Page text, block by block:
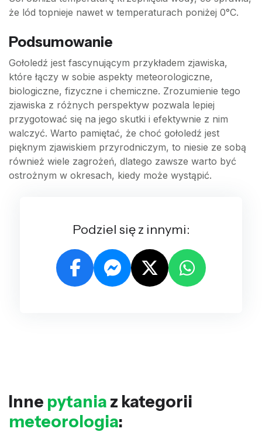
że lód topnieje nawet w temperaturach poniżej 0°C.
Podsumowanie
Gołoledź jest fascynującym przykładem zjawiska,
które łączy w sobie aspekty meteorologiczne,
biologiczne, fizyczne i chemiczne. Zrozumienie tego
zjawiska z różnych perspektyw pozwala lepiej
przygotować się na jego skutki i efektywnie z nim
walczyć. Warto pamiętać, że choć gołoledź jest
pięknym zjawiskiem przyrodniczym, to niesie ze sobą
również wiele zagrożeń, dlatego zawsze warto być
ostrożnym w okresach, kiedy może wystąpić.
Podziel się z innymi:
Inne pytania z kategorii
meteorologia: